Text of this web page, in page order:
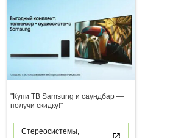
"Купи ТВ Samsung и саундбар —
получи скидку!"
Стереосистемы,